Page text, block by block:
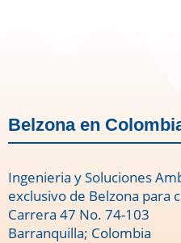
Belzona en
Ingenieria y Soluciones
exclusivo de Belzona para
Carrera 47 No. 74-103
Barranquilla; Colombia